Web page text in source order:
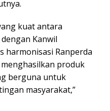
kuat antara
Kanwil
harmonisasi Ranperda
produk
berguna untuk
masyarakat,”